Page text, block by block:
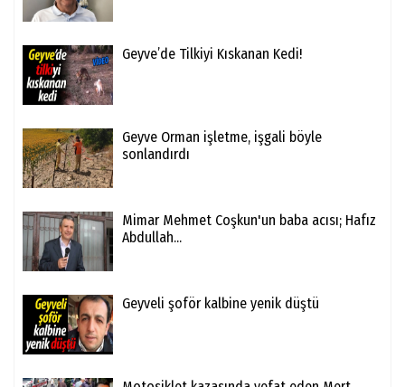
Geyve’de Tilkiyi Kıskanan Kedi!
Geyve Orman işletme, işgali böyle
sonlandırdı
Mimar Mehmet Coşkun'un baba acısı; Hafız
Abdullah...
Geyveli şoför kalbine yenik düştü